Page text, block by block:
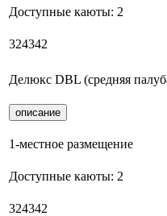
Доступные каюты: 2
324342
Делюкс DBL (средняя
описание
1-местное размещение
Доступные каюты: 2
324342